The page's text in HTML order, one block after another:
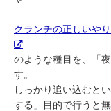
クランチの正しいや
のような種目を、「
す。
しっかり追い込むと
する」目的で行うと